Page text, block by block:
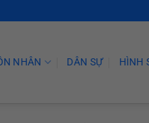
NHÂN DÂN SỰ HÌNH